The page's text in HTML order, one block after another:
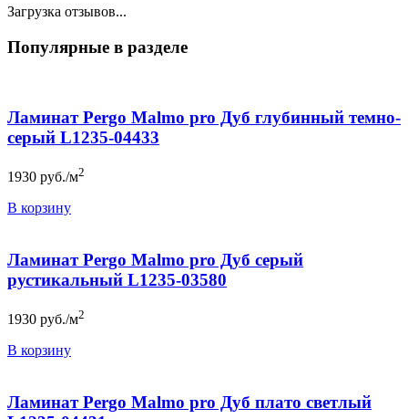
Загрузка отзывов...
Популярные в разделе
Ламинат Pergo Malmo pro Дуб глубинный темно-
серый L1235-04433
1930 руб./м2
В корзину
Ламинат Pergo Malmo pro Дуб серый
рустикальный L1235-03580
1930 руб./м2
В корзину
Ламинат Pergo Malmo pro Дуб плато светлый